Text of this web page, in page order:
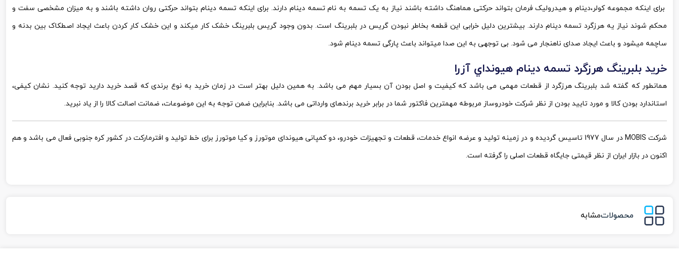
برای اینکه مجموعه کولر،دینام و هیدرولیک فرمان بتواند حرکتی هماهنگ داشته باشند نیاز به یک تسمه به نام تسمه دینام دارند. برای اینکه تسمه دینام بتواند حرکتی روان داشته باشند و به میزان مشخصی سفت و
محکم شوند نیاز یه هرزگرد تسمه دینام دارند. بیشترین دلیل خرابی این قطعه بخاطر نبودن گریس در بلبرینگ است. بدون وجود گریس بلبرینگ خشک کار میکند و این خشک کار کردن باعث ایجاد اصطکاک بین بدنه و
ساچمه میشود و باعث ایجاد صدای ناهنجار می شود. بی توجهی به این صدا میتواند باعث پارگی تسمه دینام شود.
خرید بلبرينگ هرزگرد تسمه دينام هيونداي آزرا
همانطور که گفته شد بلبرینگ هرزگرد از قطعات مهمی می باشد که کیفیت و اصل بودن آن بسیار مهم می باشد. به همین دلیل بهتر است در زمان خرید به نوع برندی که قصد خرید دارید توجه کنید. نشان کیفی،
استاندارد بودن کالا و مورد تایید بودن از نظر شرکت خودروساز مربوطه مهمترین فاکتور شما در برابر خرید برندهای وارداتی می باشد. بنابراین ضمن توجه به این موضوعات، ضمانت اصالت کالا را از یاد نبرید.
شرکت MOBIS در سال 1977 تاسیس گردیده و در زمینه تولید و عرضه انواع خدمات، قطعات و تجهیزات خودرو، دو کمپانی هیوندای موتورز و کیا موتورز برای خط تولید و افترمارکت در کشور کره جنوبی فعال می باشد و هم
اکنون در بازار ایران از نظر قیمتی جایگاه قطعات اصلی را گرفته است.
محصولاتمشابه